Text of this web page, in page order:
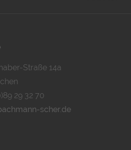
Straße 14a
29 32 70
scher.de